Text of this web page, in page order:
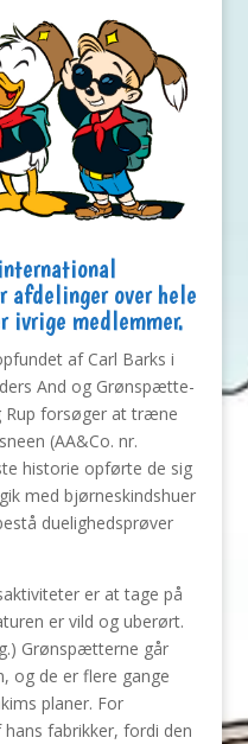
afdelinger over hele
ivrige medlemmer.
af Carl Barks i
And og Grønspætte-
Rup forsøger at træne
(AA&Co. nr.
historie opførte de sig
med bjørneskindshuer
duelighedsprøver
er at tage på
er vild og uberørt.
Grønspætterne går
og de er flere gange
planer. For
fabrikker, fordi den